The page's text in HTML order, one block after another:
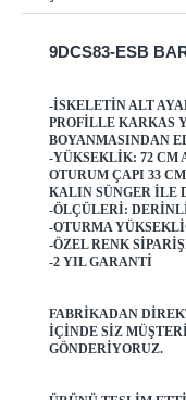
9DCS83-ESB
-İSKELETIN ALT
PROFILLE KARKAS
BOYANMASINDAN
-YÜKSEKLIK: 72 CM
OTURUM ÇAPI 33
KALIN SÜNGER ILE
-ÖLÇÜLERI:
-OTURMA
-ÖZEL RENK
-2 YIL GARANTI
FABRIKADAN
IÇINDE SIZ
GÖNDERIYORUZ.